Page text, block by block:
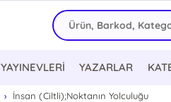
YAYINEVLERİ YAZARLAR
İnsan (Ciltli);Noktanın Yolculuğu